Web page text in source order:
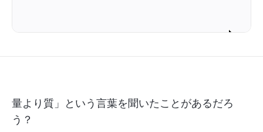
量より質」という言葉を聞いたことがあるだろ
う？